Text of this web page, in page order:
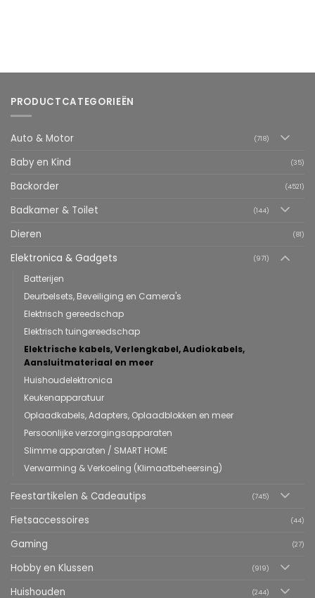
PRODUCTCATEGORIEËN
Auto & Motor (718)
Baby en Kind (35)
Backorder (4521)
Badkamer & Toilet (144)
Dieren (81)
Elektronica & Gadgets (971)
Batterijen
Deurbelsets, Beveiliging en Camera's
Elektrisch gereedschap
Elektrisch tuingereedschap
Elektrische kabels, Verlengkabel, Audiokabels,
Aansluitmateriaal en meer
Huishoudelektronica
Keukenapparatuur
Oplaadkabels, Adapters, Oplaadblokken en meer
Persoonlijke verzorgingsapparaten
Slimme apparaten / SMART HOME
Verwarming & Verkoeling (Klimaatbeheersing)
Feestartikelen & Cadeautips (745)
Fietsaccessoires (44)
Gaming (27)
Hobby en Klussen (919)
Huishouden (244)